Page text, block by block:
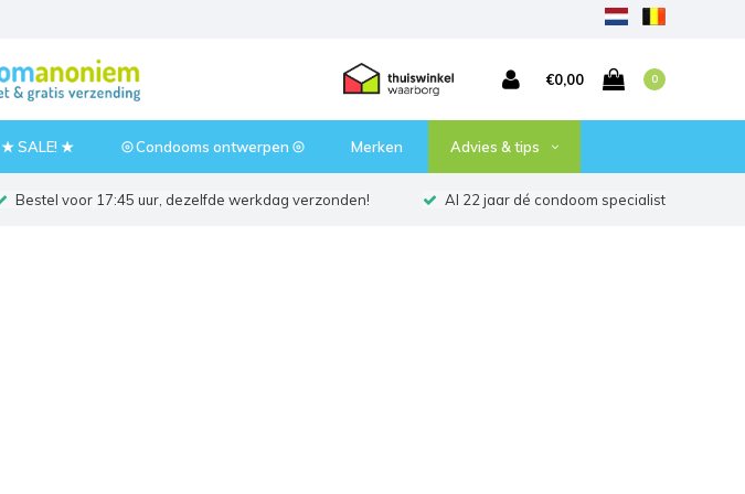
€0,00 0
★ SALE! ★ ⦾ Condooms ontwerpen ⦾ Merken Advies & tips
Bestel voor 17:45 uur, dezelfde werkdag verzonden! Al 22 jaar dé condoom specialist